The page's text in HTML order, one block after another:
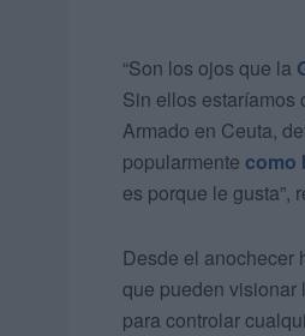
“Son los ojos que la
Sin ellos estaríamos
Armado en Ceuta,
popularmente como
es porque le gusta”,
Desde el anochecer
que pueden visionar
para controlar